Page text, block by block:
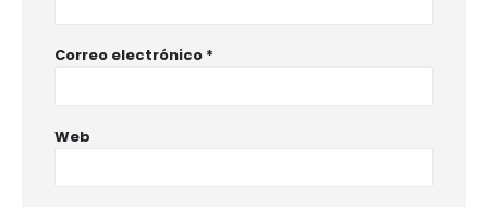
Correo electrónico *
Web